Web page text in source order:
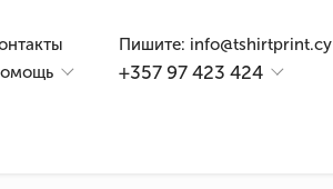
Пишите: info@tshirtprint.cy
+357 97 423 424